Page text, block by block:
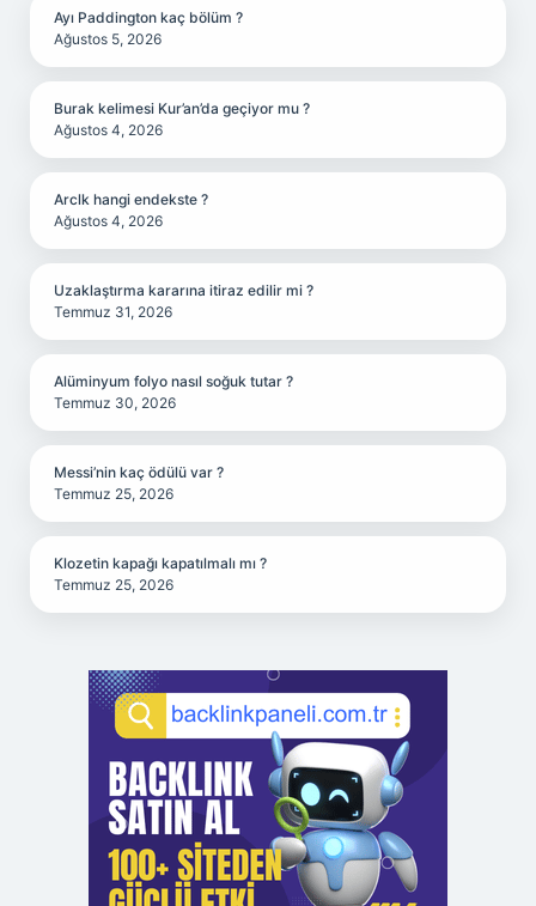
Ayı Paddington kaç bölüm ?
Ağustos 5, 2026
Burak kelimesi Kur’an’da geçiyor mu ?
Ağustos 4, 2026
Arclk hangi endekste ?
Ağustos 4, 2026
Uzaklaştırma kararına itiraz edilir mi ?
Temmuz 31, 2026
Alüminyum folyo nasıl soğuk tutar ?
Temmuz 30, 2026
Messi’nin kaç ödülü var ?
Temmuz 25, 2026
Klozetin kapağı kapatılmalı mı ?
Temmuz 25, 2026